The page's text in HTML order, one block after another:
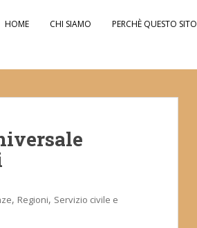
HOME CHI SIAMO PERCHÈ QUESTO SITO
, Regioni, Servizio civile e